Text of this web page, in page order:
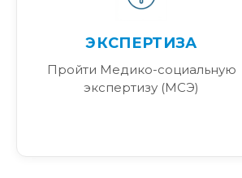
ЭКСПЕРТИЗА
Пройти Медико-социальную
экспертизу (МСЭ)